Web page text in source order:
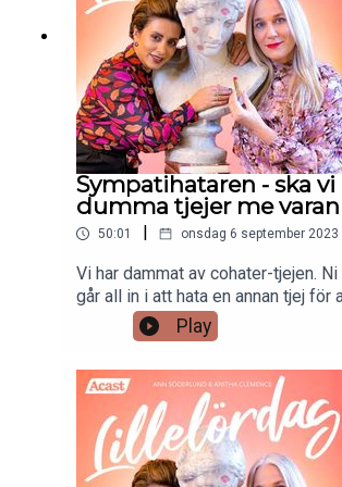
Sympatihataren - ska vi
dumma tjejer me
50:01 onsdag 6 september 2023
Vi har dammat av cohater-tjejen. Ni
går all in i att hata en annan tjej för
hatar henne. Varför? Och finns hon
bakom designerkepsen? Är Anns
egentligen förklädnad 🥸 för något
MÅSTE man göra slut med någon
älskar på rätt sätt längre? Och
skulle vi ge unga tjejer idag (vill
Haha). Risiga relationer,
vem av oss som var en tjej som
Play